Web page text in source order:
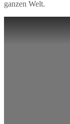
ganzen Welt.